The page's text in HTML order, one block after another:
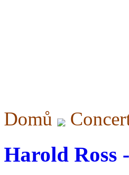
Domů
Harold Ross